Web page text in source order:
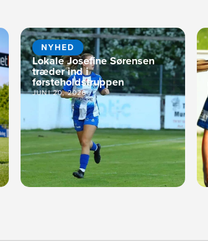
NYHED
Lokale Josefine Sørensen
træder ind i
førsteholdstruppen
JUNI 20, 2026